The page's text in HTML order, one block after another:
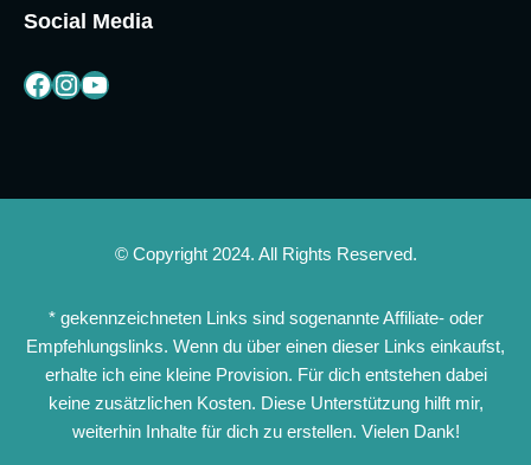
Social Media
Facebook InstagramYouTube
© Copyright 2024. All Rights Reserved.
* gekennzeichneten Links sind sogenannte Affiliate- oder
Empfehlungslinks. Wenn du über einen dieser Links einkaufst,
erhalte ich eine kleine Provision. Für dich entstehen dabei
keine zusätzlichen Kosten. Diese Unterstützung hilft mir,
weiterhin Inhalte für dich zu erstellen. Vielen Dank!